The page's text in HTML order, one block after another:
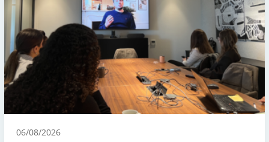
06/08/2026